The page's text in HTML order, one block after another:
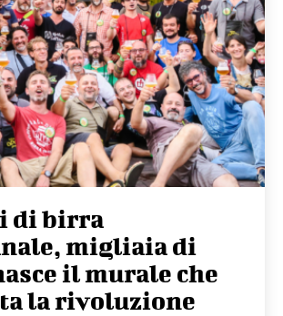
di birra
migliaia di
il murale che
la rivoluzione